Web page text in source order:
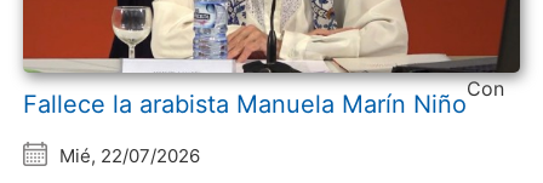
Fallece la arabista Manuela Marín Niño
Mié, 22/07/2026
Con